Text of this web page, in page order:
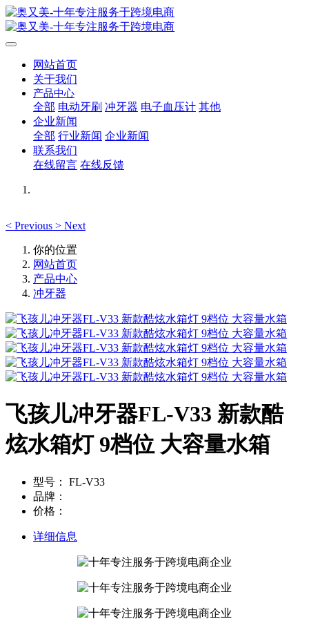
网站首页
关于我们
产品中心
全部 电动牙刷 冲牙器 电子血压计 其他
企业新闻
全部 行业新闻 企业新闻
联系我们
在线留言 在线反馈
< Previous > Next
你的位置
网站首页
产品中心
冲牙器
飞孩儿冲牙器FL-V33 新款酷
炫水箱灯 9档位 大容量水箱
型号：
FL-V33
品牌：
价格：
详细信息